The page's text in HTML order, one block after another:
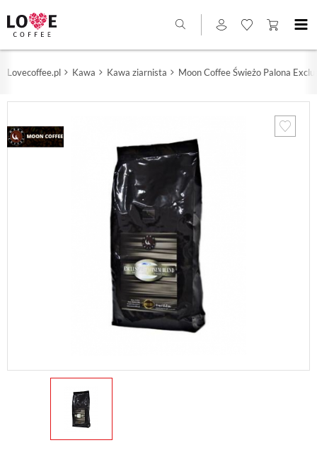
Lovecoffee.pl Kawa Kawa ziarnista Moon Coffee Świeżo Palona